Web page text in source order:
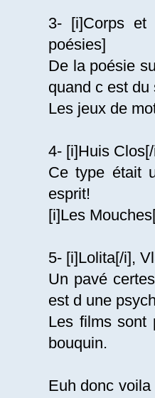
3- [i]Corps et
poésies]
De la poésie
quand c est
Les jeux de
4- [i]Huis
Ce type était
esprit!
[i]Les
5- [i]Lolita[/i],
Un pavé
est d une
Les films sont
bouquin.
Euh donc